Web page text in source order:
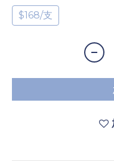
$168/支